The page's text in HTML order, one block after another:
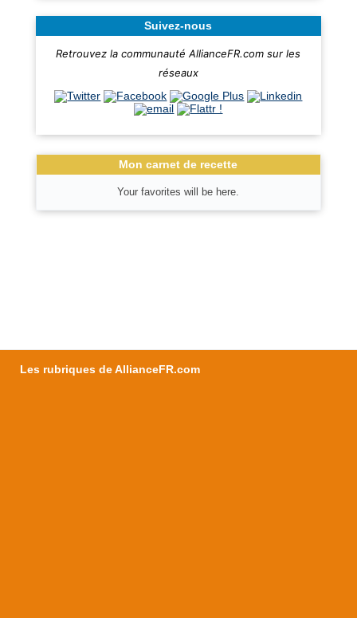
Suivez-nous
Retrouvez la communauté AllianceFR.com sur les
réseaux
Mon carnet de recette
Your favorites will be here.
Les rubriques de AllianceFR.com